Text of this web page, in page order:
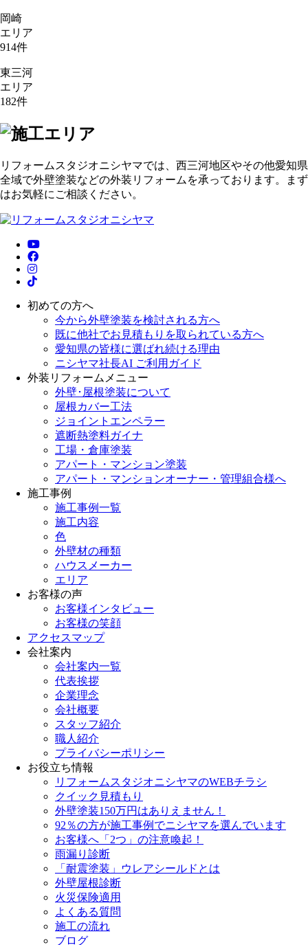
岡崎
エリア
914件
東三河
エリア
182件
リフォームスタジオニシヤマでは、西三河地区やその他愛知県
全域で外壁塗装などの外装リフォームを承っております。まず
はお気軽にご相談ください。
初めての方へ
今から外壁塗装を検討される方へ
既に他社でお見積もりを取られている方へ
愛知県の皆様に選ばれ続ける理由
ニシヤマ社長AI ご利用ガイド
外装リフォームメニュー
外壁･屋根塗装について
屋根カバー工法
ジョイントエンペラー
遮断熱塗料ガイナ
工場・倉庫塗装
アパート・マンション塗装
アパート・マンションオーナー・管理組合様へ
施工事例
施工事例一覧
施工内容
色
外壁材の種類
ハウスメーカー
エリア
お客様の声
お客様インタビュー
お客様の笑顔
アクセスマップ
会社案内
会社案内一覧
代表挨拶
企業理念
会社概要
スタッフ紹介
職人紹介
プライバシーポリシー
お役立ち情報
リフォームスタジオニシヤマのWEBチラシ
クイック見積もり
外壁塗装150万円はありえません！
92％の方が施工事例でニシヤマを選んでいます
お客様へ「2つ」の注意喚起！
雨漏り診断
「耐震塗装」ウレアシールドとは
外壁屋根診断
火災保険適用
よくある質問
施工の流れ
ブログ